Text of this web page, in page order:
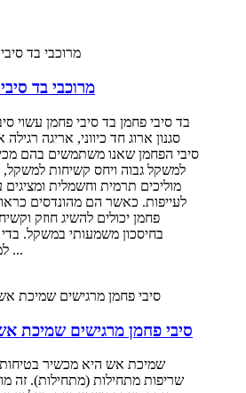
מרוכבי בד
בד סיבי פחמן בד סיבי פחמן עשוי
סגנון ארוג חד כיווני, אריגה רגילה
סיבי הפחמן שאנו משתמשים בהם
למשקל גבוה ויחס קשיחות למשקל,
מוליכים תרמית וחשמלית
לעייפות. כאשר הם מהונדסים
פחמן יכולים להשיג חוזק
בחיסכון משמעותי במשקל.
למילואים שונים ...
סיבי פחמן מרגישים שמיכת
שמיכת אש היא מכשיר
שריפות מתחילות (מתחילות). זה